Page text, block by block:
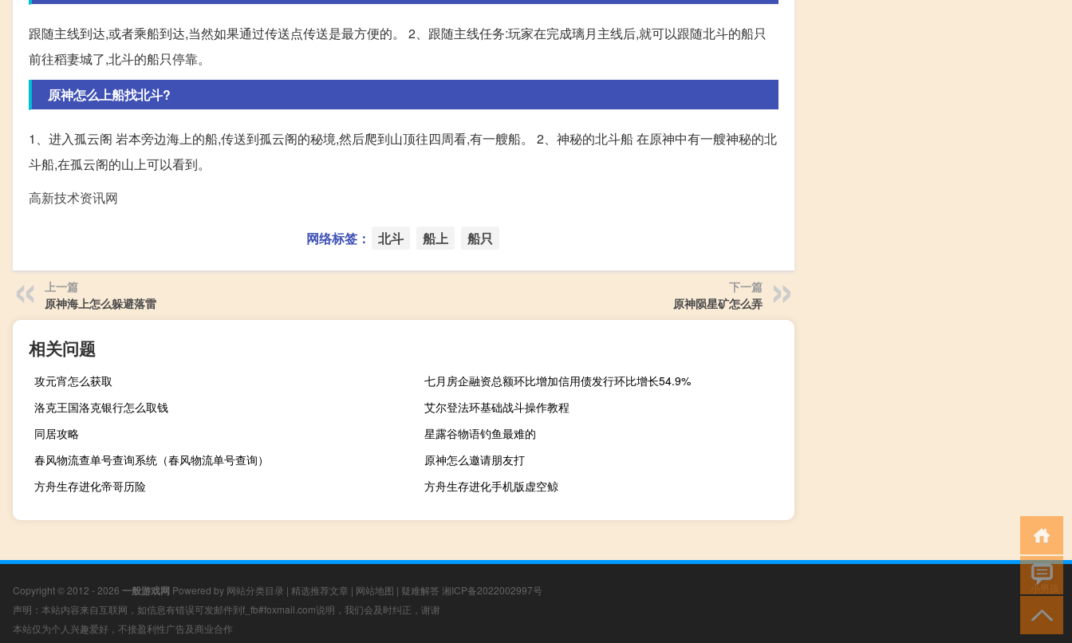
跟随主线到达,或者乘船到达,当然如果通过传送点传送是最方便的。 2、跟随主线任务:玩家在完成璃月主线后,就可以跟随北斗的船只
前往稻妻城了,北斗的船只停靠。
原神怎么上船找北斗?
1、进入孤云阁 岩本旁边海上的船,传送到孤云阁的秘境,然后爬到山顶往四周看,有一艘船。 2、神秘的北斗船 在原神中有一艘神秘的北
斗船,在孤云阁的山上可以看到。
高新技术资讯网
网络标签： 北斗 船上 船只
上一篇
原神海上怎么躲避落雷
下一篇
原神陨星矿怎么弄
相关问题
攻元宵怎么获取
七月房企融资总额环比增加信用债发行环比增长54.9%
洛克王国洛克银行怎么取钱
艾尔登法环基础战斗操作教程
同居攻略
星露谷物语钓鱼最难的
春风物流查单号查询系统（春风物流单号查询）
原神怎么邀请朋友打
方舟生存进化帝哥历险
方舟生存进化手机版虚空鲸
Copyright © 2012 - 2026 一般游戏网 Powered by 网站分类目录 | 精选推荐文章 | 网站地图 | 疑难解答 湘ICP备2022002997号
声明：本站内容来自互联网，如信息有错误可发邮件到f_fb#foxmail.com说明，我们会及时纠正，谢谢
本站仅为个人兴趣爱好，不接盈利性广告及商业合作
小男孩